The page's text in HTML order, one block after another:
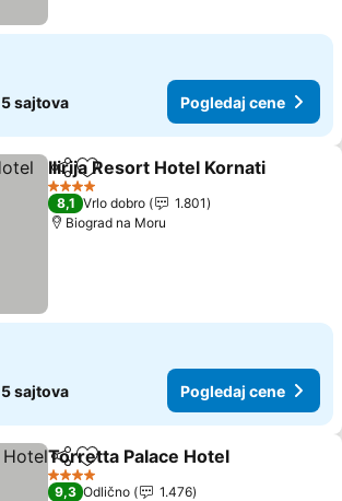
5 sajtova Pogledaj cene
Deli Dodati u favorite
Ilirija Resort Hotel Kornati
4 Zvezdice
8,1 Vrlo dobro
1.801
Biograd na Moru
5 sajtova Pogledaj cene
Deli Dodati u favorite
Torretta Palace Hotel
4 Zvezdice
9,3 Odlično
1.476